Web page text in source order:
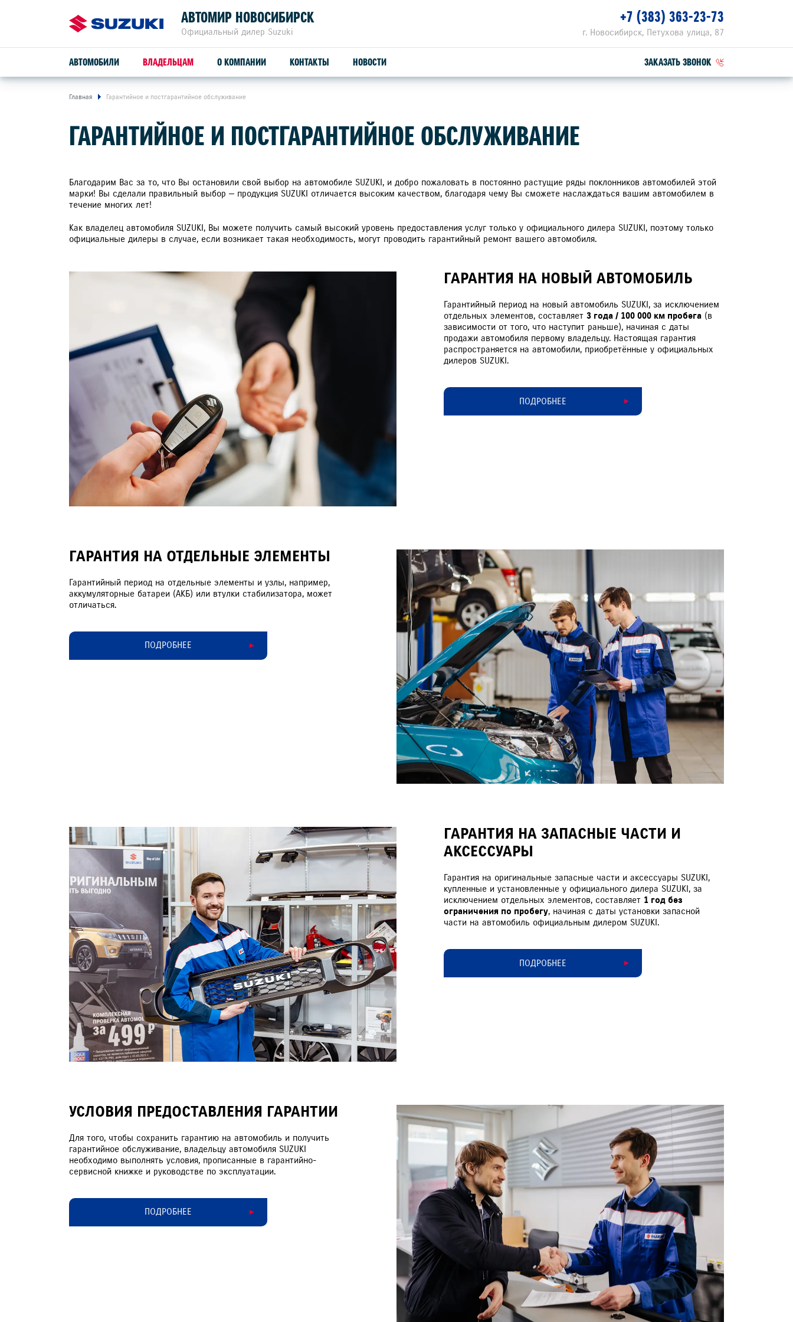
АВТОМИР НОВОСИБИРСК
Официальный дилер Suzuki г. Новосибирск, Петухова улица, 87
+7 (383) 363-23-73
АВТОМОБИЛИ
SUZUKI VITARA
расход от
4,9 л/100 км
привод
2WD, ALLGRIP 4WD
VITARA JIMNY
ВЛАДЕЛЬЦАМ
ОБСЛУЖИВАНИЕ И РЕМОНТ
СЕРВИСНОЕ ОБСЛУЖИВАНИЕ
ГАРАНТИЙНОЕ ОБСЛУЖИВАНИЕ
ПОМОЩЬ НА ДОРОГЕ
СЛУЖБА ЭВАКУАЦИИ
ЗАПЧАСТИ И АКСЕССУАРЫ
ПРОДУКЦИЯ SUZUTEC
УЗНАТЬ СТОИМОСТЬ ДЕТАЛИ
СПЕЦПРЕДЛОЖЕНИЯ
SUZUKI ПРИВИЛЕГИЯ 3+
ЗАПИСЬ НА ТО СЕРВИСНЫЕ КАМПАНИИ
О КОМПАНИИ КОНТАКТЫ НОВОСТИ ЗАКАЗАТЬ ЗВОНОК
Главная Гарантийное и постгарантийное обслуживание
ГАРАНТИЙНОЕ И ПОСТГАРАНТИЙНОЕ ОБСЛУЖИВАНИЕ
Благодарим Вас за то, что Вы остановили свой выбор на автомобиле SUZUKI, и добро пожаловать в постоянно растущие ряды поклонников автомобилей этой
марки! Вы сделали правильный выбор — продукция SUZUKI отличается высоким качеством, благодаря чему Вы сможете наслаждаться вашим автомобилем в
течение многих лет!
Как владелец автомобиля SUZUKI, Вы можете получить самый высокий уровень предоставления услуг только у официального дилера SUZUKI, поэтому только
официальные дилеры в случае, если возникает такая необходимость, могут проводить гарантийный ремонт вашего автомобиля.
ГАРАНТИЯ НА НОВЫЙ АВТОМОБИЛЬ
Гарантийный период на новый автомобиль SUZUKI, за исключением
отдельных элементов, составляет 3 года / 100 000 км пробега (в
зависимости от того, что наступит раньше), начиная с даты
продажи автомобиля первому владельцу. Настоящая гарантия
распространяется на автомобили, приобретённые у официальных
дилеров SUZUKI.
ПОДРОБНЕЕ
ГАРАНТИЯ НА ОТДЕЛЬНЫЕ ЭЛЕМЕНТЫ
Гарантийный период на отдельные элементы и узлы, например,
аккумуляторные батареи (АКБ) или втулки стабилизатора, может
отличаться.
ПОДРОБНЕЕ
ГАРАНТИЯ НА ЗАПАСНЫЕ ЧАСТИ И
АКСЕССУАРЫ
Гарантия на оригинальные запасные части и аксессуары SUZUKI,
купленные и установленные у официального дилера SUZUKI, за
исключением отдельных элементов, составляет 1 год без
ограничения по пробегу, начиная с даты установки запасной
части на автомобиль официальным дилером SUZUKI.
ПОДРОБНЕЕ
УСЛОВИЯ ПРЕДОСТАВЛЕНИЯ ГАРАНТИИ
Для того, чтобы сохранить гарантию на автомобиль и получить
гарантийное обслуживание, владельцу автомобиля SUZUKI
необходимо выполнять условия, прописанные в гарантийно-
сервисной книжке и руководстве по эксплуатации.
ПОДРОБНЕЕ